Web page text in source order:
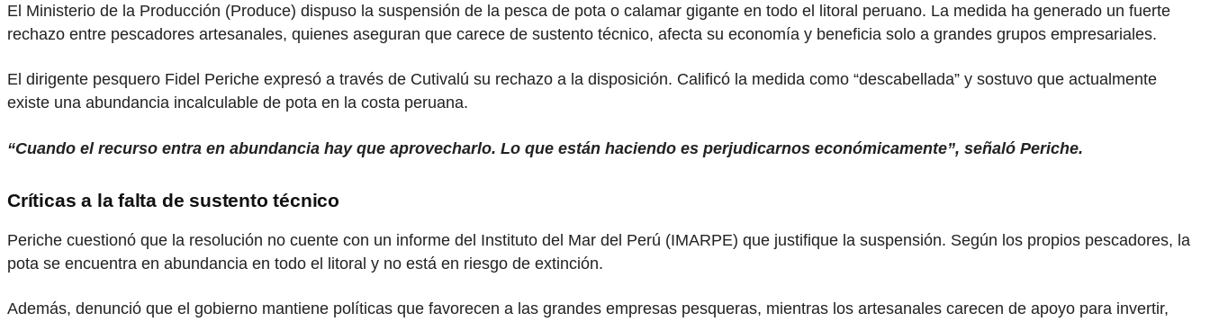
El Ministerio de la Producción (Produce) dispuso la suspensión de la pesca de pota o calamar gigante en todo el litoral peruano. La medida ha generado un fuerte
rechazo entre pescadores artesanales, quienes aseguran que carece de sustento técnico, afecta su economía y beneficia solo a grandes grupos empresariales.
El dirigente pesquero Fidel Periche expresó a través de Cutivalú su rechazo a la disposición. Calificó la medida como “descabellada” y sostuvo que actualmente
existe una abundancia incalculable de pota en la costa peruana.
“Cuando el recurso entra en abundancia hay que aprovecharlo. Lo que están haciendo es perjudicarnos económicamente”, señaló Periche.
Críticas a la falta de sustento técnico
Periche cuestionó que la resolución no cuente con un informe del Instituto del Mar del Perú (IMARPE) que justifique la suspensión. Según los propios pescadores, la
pota se encuentra en abundancia en todo el litoral y no está en riesgo de extinción.
Además, denunció que el gobierno mantiene políticas que favorecen a las grandes empresas pesqueras, mientras los artesanales carecen de apoyo para invertir,